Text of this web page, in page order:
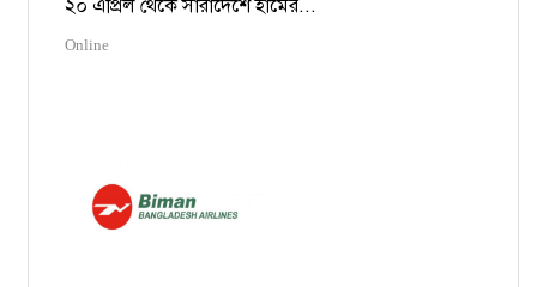
২০ এপ্রিল থেকে সারাদেশে হামের...
Online